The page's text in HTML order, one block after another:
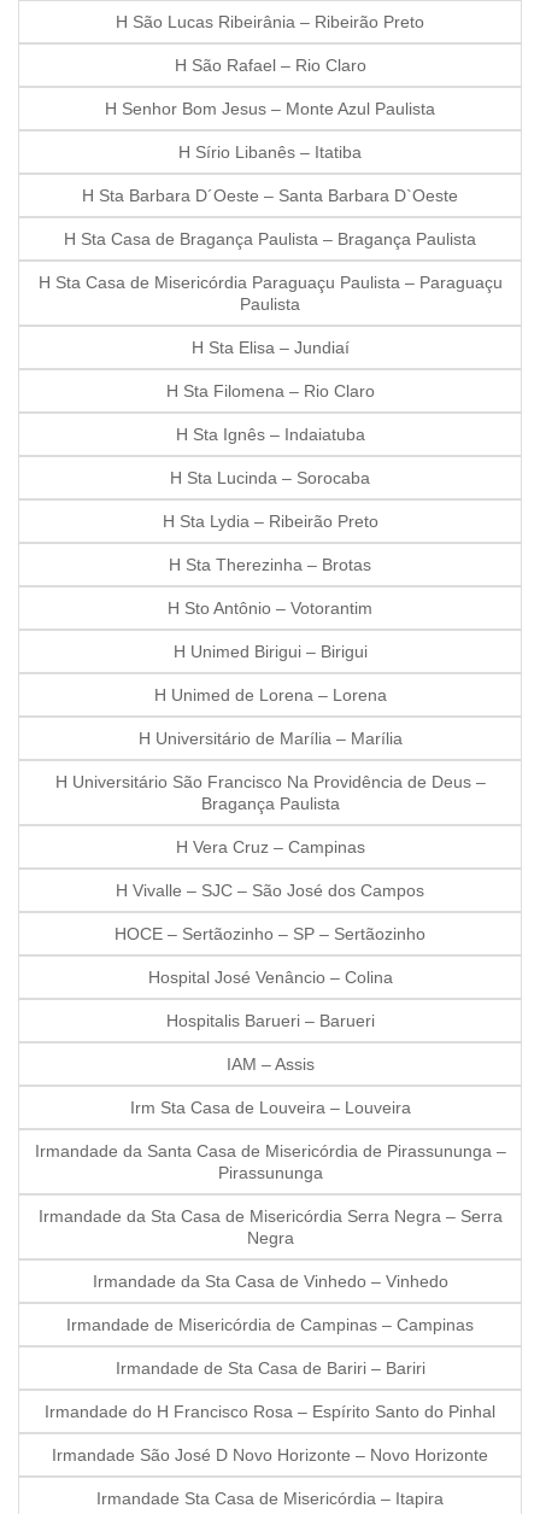
H São Lucas Ribeirânia – Ribeirão Preto
H São Rafael – Rio Claro
H Senhor Bom Jesus – Monte Azul Paulista
H Sírio Libanês – Itatiba
H Sta Barbara D´Oeste – Santa Barbara D`Oeste
H Sta Casa de Bragança Paulista – Bragança Paulista
H Sta Casa de Misericórdia Paraguaçu Paulista – Paraguaçu
Paulista
H Sta Elisa – Jundiaí
H Sta Filomena – Rio Claro
H Sta Ignês – Indaiatuba
H Sta Lucinda – Sorocaba
H Sta Lydia – Ribeirão Preto
H Sta Therezinha – Brotas
H Sto Antônio – Votorantim
H Unimed Birigui – Birigui
H Unimed de Lorena – Lorena
H Universitário de Marília – Marília
H Universitário São Francisco Na Providência de Deus –
Bragança Paulista
H Vera Cruz – Campinas
H Vivalle – SJC – São José dos Campos
HOCE – Sertãozinho – SP – Sertãozinho
Hospital José Venâncio – Colina
Hospitalis Barueri – Barueri
IAM – Assis
Irm Sta Casa de Louveira – Louveira
Irmandade da Santa Casa de Misericórdia de Pirassununga –
Pirassununga
Irmandade da Sta Casa de Misericórdia Serra Negra – Serra
Negra
Irmandade da Sta Casa de Vinhedo – Vinhedo
Irmandade de Misericórdia de Campinas – Campinas
Irmandade de Sta Casa de Bariri – Bariri
Irmandade do H Francisco Rosa – Espírito Santo do Pinhal
Irmandade São José D Novo Horizonte – Novo Horizonte
Irmandade Sta Casa de Misericórdia – Itapira